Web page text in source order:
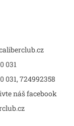
031
031, 724992358
náš facebook